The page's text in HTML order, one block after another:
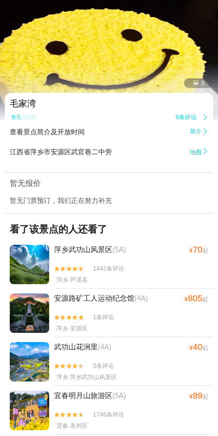
 3
毛家湾
暂无点评 0条评论 
查看景点简介及开放时间 简介 
江西省萍乡市安源区武官巷二中旁 地图 
暂无报价
暂无门票预订，我们正在努力补充
看了该景点的人还看了
萍乡武功山风景区(5A) ¥70起


1442条评论
萍乡·芦溪县
安源路矿工人运动纪念馆(4A) ¥805起


1条评论
萍乡·安源区
武功山花涧里(4A) ¥40起


0条评论
萍乡·萍乡武功山风景区
宜春明月山旅游区(5A) ¥89起


1746条评论
宜春·袁州区